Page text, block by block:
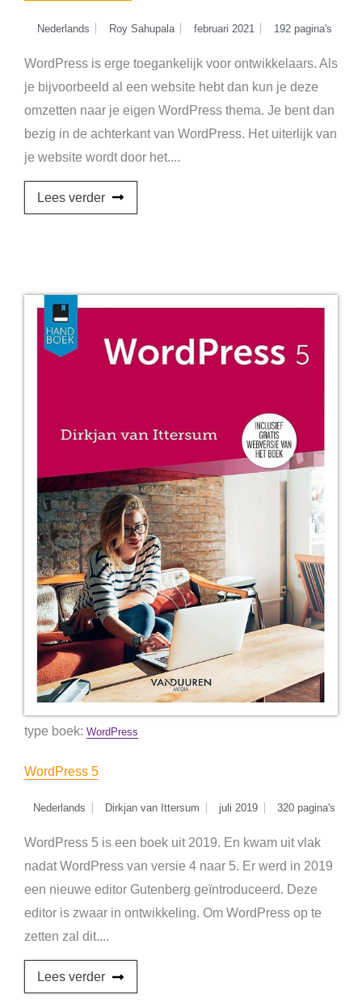
Nederlands Roy Sahupala februari 2021 192 pagina's
WordPress is erge toegankelijk voor ontwikkelaars. Als
je bijvoorbeeld al een website hebt dan kun je deze
omzetten naar je eigen WordPress thema. Je bent dan
bezig in de achterkant van WordPress. Het uiterlijk van
je website wordt door het....
Lees verder
type boek: WordPress
WordPress 5
Nederlands Dirkjan van Ittersum juli 2019 320 pagina's
WordPress 5 is een boek uit 2019. En kwam uit vlak
nadat WordPress van versie 4 naar 5. Er werd in 2019
een nieuwe editor Gutenberg geïntroduceerd. Deze
editor is zwaar in ontwikkeling. Om WordPress op te
zetten zal dit....
Lees verder